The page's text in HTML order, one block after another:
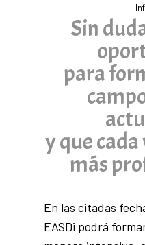
Sin
para
y que
más
En las citadas
EASDi podrá